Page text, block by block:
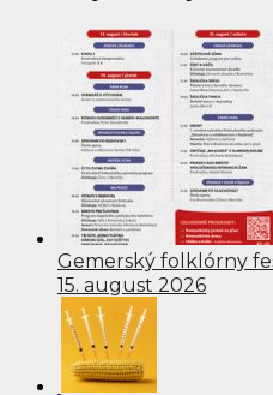
Gemerský folklórny
15. august 2026